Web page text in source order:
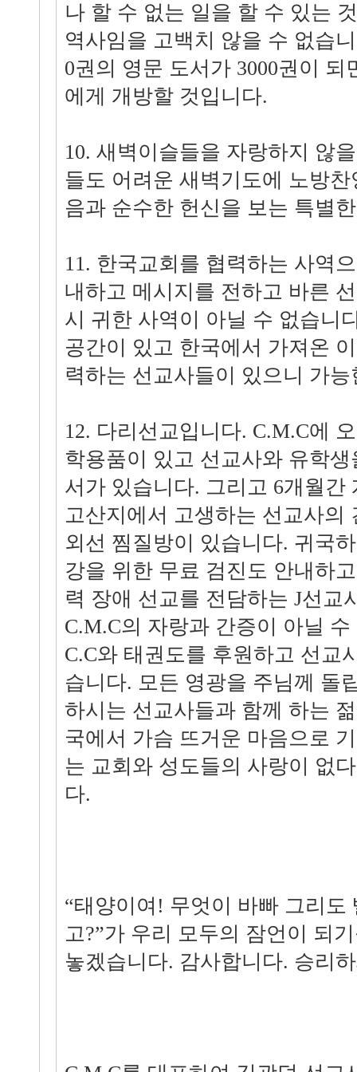
나 할 수 없는 일을 할 수 있는
역사임을 고백치 않을 수 없습
0권의 영문 도서가 3000권이 되
에게 개방할 것입니다.
10. 새벽이슬들을 자랑하지 않
들도 어려운 새벽기도에 노방
음과 순수한 헌신을 보는 특별
11. 한국교회를 협력하는 사역
내하고 메시지를 전하고 바른
시 귀한 사역이 아닐 수 없습니
공간이 있고 한국에서 가져온
력하는 선교사들이 있으니 가
12. 다리선교입니다. C.M.C에
학용품이 있고 선교사와 유학생
서가 있습니다. 그리고 6개월간
고산지에서 고생하는 선교사의
외선 찜질방이 있습니다. 귀국
강을 위한 무료 검진도 안내하
력 장애 선교를 전담하는 J선교
C.M.C의 자랑과 간증이 아닐
C.C와 태권도를 후원하고 선교
습니다. 모든 영광을 주님께 돌
하시는 선교사들과 함께 하는
국에서 가슴 뜨거운 마음으로
는 교회와 성도들의 사랑이 없
다.
“태양이여! 무엇이 바빠 그리도
고?”가 우리 모두의 잠언이 되
놓겠습니다. 감사합니다. 승리